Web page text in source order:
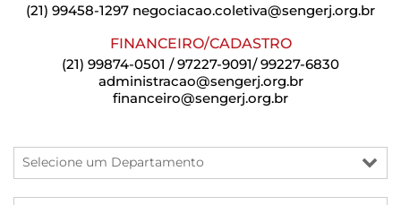
(21) 99458-1297 negociacao.coletiva@sengerj.org.br
FINANCEIRO/CADASTRO
(21) 99874-0501 / 97227-9091/ 99227-6830
administracao@sengerj.org.br
financeiro@sengerj.org.br